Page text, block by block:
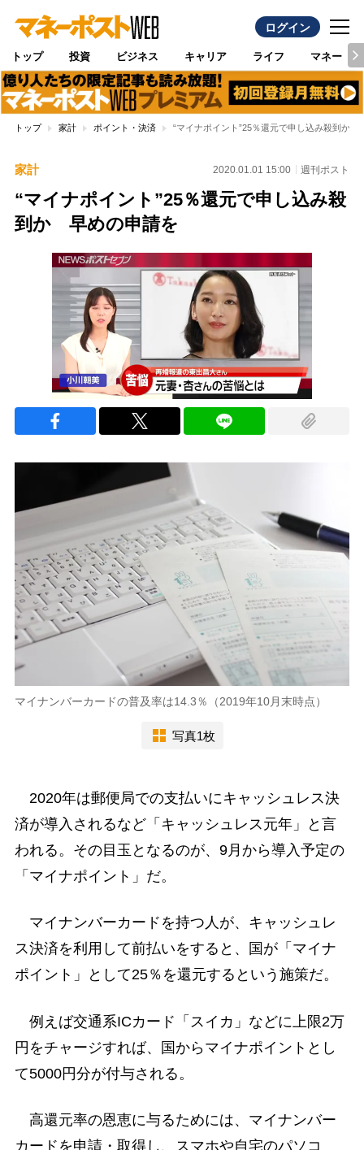
ログイン
トップ 投資 ビジネス キャリア ライフ マネー
トップ 家計 ポイント・決済 “マイナポイント”25％還元で申し込み殺到か
家計 2020.01.01 15:00 週刊ポスト
“マイナポイント”25％還元で申し込み殺
到か 早めの申請を
マイナンバーカードの普及率は14.3％（2019年10月末時点）
写真1枚
2020年は郵便局での支払いにキャッシュレス決
済が導入されるなど「キャッシュレス元年」と言
われる。その目玉となるのが、9月から導入予定の
「マイナポイント」だ。
マイナンバーカードを持つ人が、キャッシュレ
ス決済を利用して前払いをすると、国が「マイナ
ポイント」として25％を還元するという施策だ。
例えば交通系ICカード「スイカ」などに上限2万
円をチャージすれば、国からマイナポイントとし
て5000円分が付与される。
高還元率の恩恵に与るためには、マイナンバー
カードを申請・取得し、スマホや自宅のパソコ